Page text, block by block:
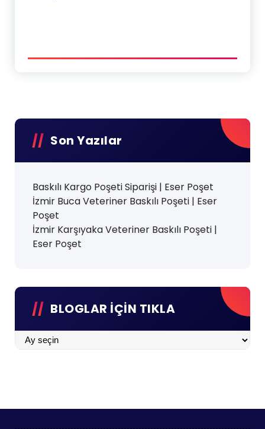
Son Yazılar
Baskılı Kargo Poşeti Siparişi | Eser Poşet
İzmir Buca Veteriner Baskılı Poşeti | Eser
Poşet
İzmir Karşıyaka Veteriner Baskılı Poşeti |
Eser Poşet
BLOGLAR İÇİN TIKLA
BLOGLAR